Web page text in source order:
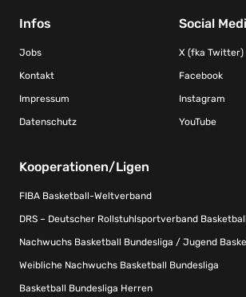
Infos
Jobs
Kontakt
Impressum
Datenschutz
Social
X (fka Twitter)
Facebook
Instagram
YouTube
Kooperationen/Ligen
FIBA Basketball-Weltverband
DRS – Deutscher Rollstuhlsportverband Basketball
Nachwuchs Basketball Bundesliga / Jugend
Weibliche Nachwuchs Basketball Bundesliga
Basketball Bundesliga Herren